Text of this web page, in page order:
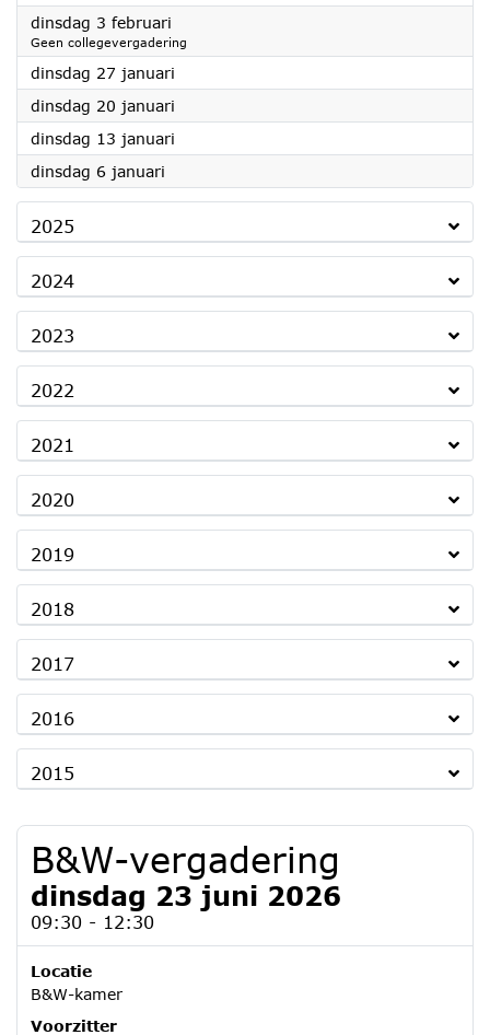
dinsdag 3 februari
Geen collegevergadering
dinsdag 27 januari
dinsdag 20 januari
dinsdag 13 januari
dinsdag 6 januari
2025
2024
2023
2022
2021
2020
2019
2018
2017
2016
2015
B&W-vergadering
dinsdag 23 juni 2026
09:30 - 12:30
Locatie
B&W-kamer
Voorzitter